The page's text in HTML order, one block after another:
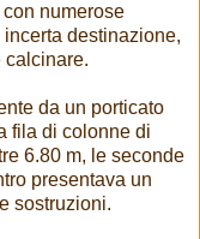
numerose
destinazione,
calcinare.
da un porticato
fila di colonne di
6.80 m, le seconde
presentava un
sostruzioni.